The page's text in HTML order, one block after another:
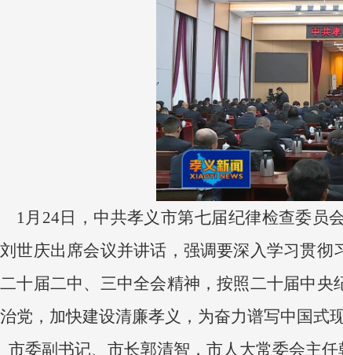
1月24日，中共孝义市第七届纪律检查委员
世庆出席会议并讲话，强调要深入学习贯
十届二中、三中全会精神，按照二十届中
党，加快建设清廉孝义，为奋力谱写中国式
市委副书记、市长郭清智，市人大常委会主